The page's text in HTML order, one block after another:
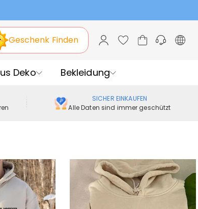
Geschenk Finden
Deko Bekleidung
SICHER EINKAUFEN
Alle Daten sind immer geschützt